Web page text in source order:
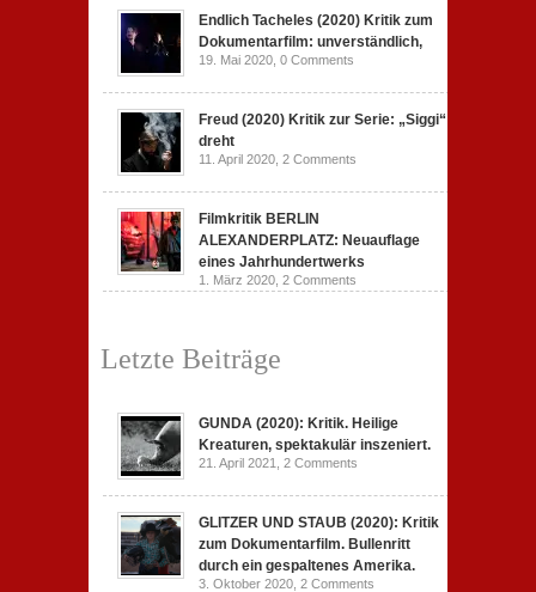
Endlich Tacheles (2020) Kritik zum
Dokumentarfilm: unverständlich,
19. Mai 2020, 0 Comments
Freud (2020) Kritik zur Serie: „Siggi“
dreht
11. April 2020, 2 Comments
Filmkritik BERLIN
ALEXANDERPLATZ: Neuauflage
eines Jahrhundertwerks
1. März 2020, 2 Comments
Letzte Beiträge
GUNDA (2020): Kritik. Heilige
Kreaturen, spektakulär inszeniert.
21. April 2021, 2 Comments
GLITZER UND STAUB (2020): Kritik
zum Dokumentarfilm. Bullenritt
durch ein gespaltenes Amerika.
3. Oktober 2020, 2 Comments